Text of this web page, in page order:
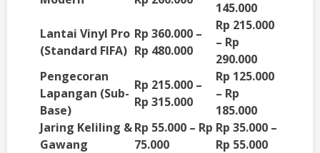
145.000
Lantai Vinyl Pro
(Standard FIFA)
Rp 360.000 –
Rp 480.000
Rp 215.000
– Rp
290.000
Pengecoran
Lapangan (Sub-
Base)
Rp 215.000 –
Rp 315.000
Rp 125.000
– Rp
185.000
Jaring Keliling &
Gawang
Rp 55.000 – Rp
75.000
Rp 35.000 –
Rp 55.000